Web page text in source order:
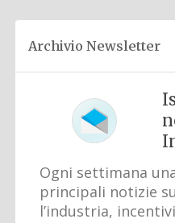
Archivio Newsletter
Ogni settimana
principali notizie
l’industria,